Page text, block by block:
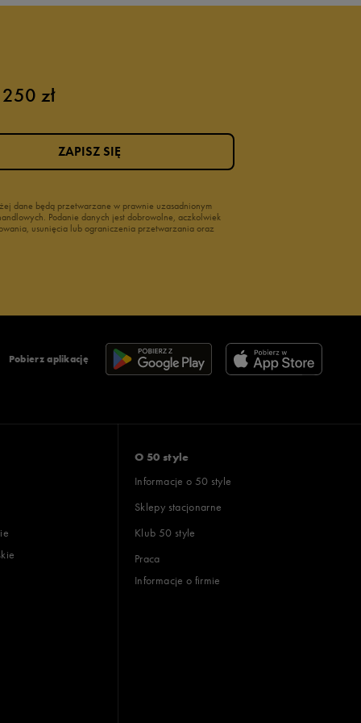
zł
dane będą przetwarzane w prawnie uzasadnionym
Podanie danych jest dobrowolne, aczkolwiek
usunięcia lub ograniczenia przetwarzania oraz
ZAPISZ SIĘ
Pobierz aplikację
O 50 style
Informacje o 50 style
Sklepy stacjonarne
Klub 50 style
Praca
Informacje o firmie